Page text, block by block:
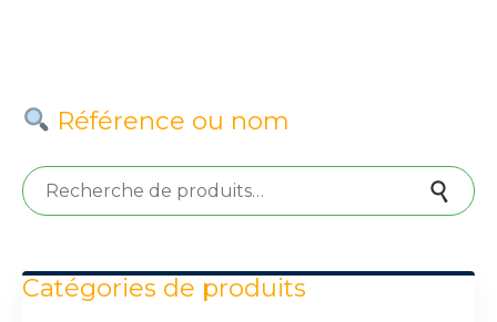
Référence ou nom
Recherche pour :
Catégories de produits